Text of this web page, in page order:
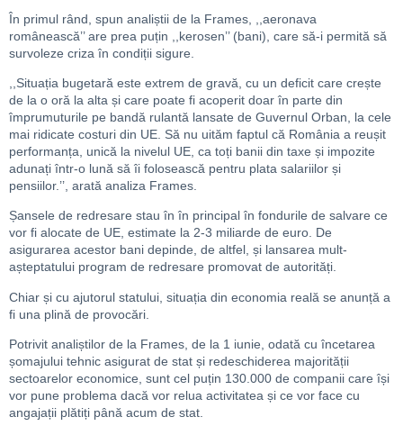
În primul rând, spun analiștii de la Frames, ,,aeronava
românească’’ are prea puțin ,,kerosen’’ (bani), care să-i permită să
survoleze criza în condiții sigure.
,,Situația bugetară este extrem de gravă, cu un deficit care crește
de la o oră la alta și care poate fi acoperit doar în parte din
împrumuturile pe bandă rulantă lansate de Guvernul Orban, la cele
mai ridicate costuri din UE. Să nu uităm faptul că România a reușit
performanța, unică la nivelul UE, ca toți banii din taxe și impozite
adunați într-o lună să îi folosească pentru plata salariilor și
pensiilor.’’, arată analiza Frames.
Șansele de redresare stau în în principal în fondurile de salvare ce
vor fi alocate de UE, estimate la 2-3 miliarde de euro. De
asigurarea acestor bani depinde, de altfel, și lansarea mult-
așteptatului program de redresare promovat de autorități.
Chiar și cu ajutorul statului, situația din economia reală se anunță a
fi una plină de provocări.
Potrivit analiștilor de la Frames, de la 1 iunie, odată cu încetarea
șomajului tehnic asigurat de stat și redeschiderea majorității
sectoarelor economice, sunt cel puțin 130.000 de companii care își
vor pune problema dacă vor relua activitatea și ce vor face cu
angajații plătiți până acum de stat.